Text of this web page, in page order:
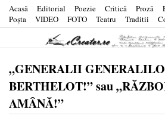
Acasă Editorial Poezie Critică Proză
Poşta
VIDEO FOTO Teatru Traditii
„GENERALII
BERTHELOT!” sau
AMÂNĂ!”